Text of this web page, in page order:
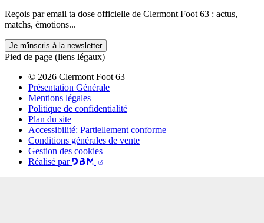
Reçois par email ta dose officielle de Clermont Foot 63 : actus,
matchs, émotions...
Je m'inscris à la newsletter
Pied de page (liens légaux)
© 2026 Clermont Foot 63
Présentation Générale
Mentions légales
Politique de confidentialité
Plan du site
Accessibilité: Partiellement conforme
Conditions générales de vente
Gestion des cookies
Réalisé par